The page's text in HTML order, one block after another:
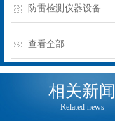
防雷检测仪器设备
查看全部
相关新闻
Related news